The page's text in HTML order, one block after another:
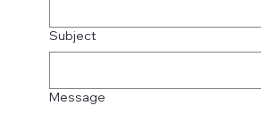
Subject
Message